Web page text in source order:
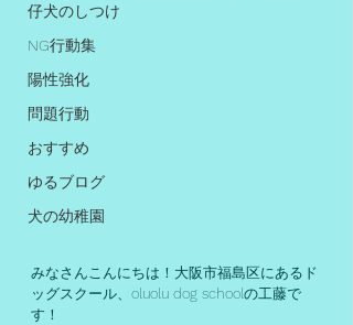
仔犬のしつけ
NG行動集
陽性強化
問題行動
おすすめ
ゆるブログ
犬の幼稚園
みなさんこんにちは！大阪市福島区にあるド
ッグスクール、oluolu dog schoolの工藤で
す！